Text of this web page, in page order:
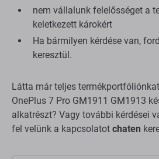
nem vállalunk felelősséget a
keletkezett károkért
Ha bármilyen kérdése van,
keresztül.
Látta már teljes
OnePlus 7 Pro GM1911 GM1913
alkatrészt? Vagy további kérdései
fel velünk a kapcsolatot chaten